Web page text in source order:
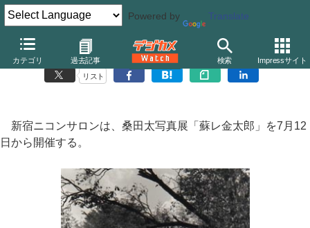
Powered by Translate
カテゴリ 過去記事 検索 Impressサイト
新宿ニコンサロン、桑田太写真展「蘇レ金太郎」
リスト
新宿ニコンサロンは、桑田太写真展「蘇レ金太郎」を7月12
日から開催する。